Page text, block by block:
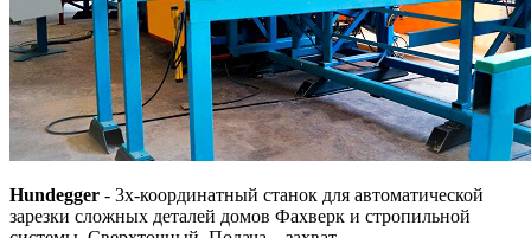
Hundegger - 3х-координатный станок для автоматической
зарезки сложных деталей домов Фахверк и стропильной